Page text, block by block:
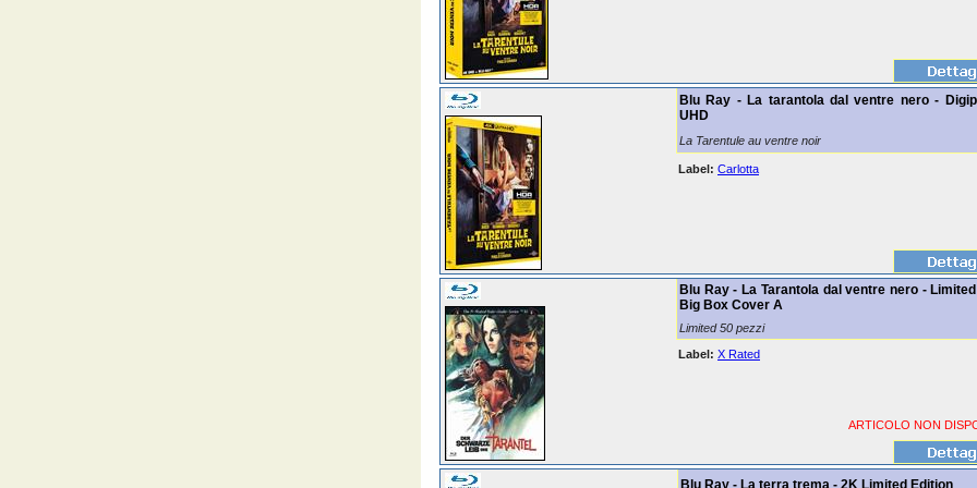
Blu Ray - La tarantola dal ventre nero -
UHD
La Tarentule au ventre noir
Label: Carlotta
Blu Ray - La Tarantola dal ventre nero -
Big Box Cover A
Limited 50 pezzi
Label: X Rated
ARTICOLO NON
Blu Ray - La terra trema - 2K Limited Edition